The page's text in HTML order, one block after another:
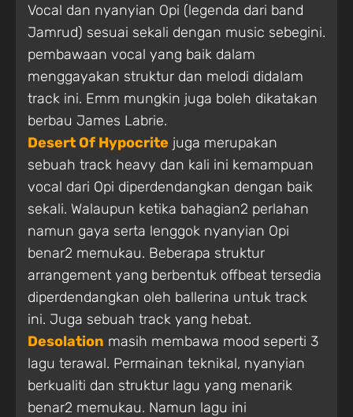
Vocal dan nyanyian Opi (legenda dari band
Jamrud) sesuai sekali dengan music sebegini.
pembawaan vocal yang baik dalam
menggayakan struktur dan melodi didalam
track ini. Emm mungkin juga boleh dikatakan
berbau James Labrie.
Desert Of Hypocrite juga merupakan
sebuah track heavy dan kali ini kemampuan
vocal dari Opi diperdendangkan dengan baik
sekali. Walaupun ketika bahagian2 perlahan
namun gaya serta lenggok nyanyian Opi
benar2 memukau. Beberapa struktur
arrangement yang berbentuk offbeat tersedia
diperdendangkan oleh ballerina untuk track
ini. Juga sebuah track yang hebat.
Desolation masih membawa mood seperti 3
lagu terawal. Permainan teknikal, nyanyian
berkualiti dan struktur lagu yang menarik
benar2 memukau. Namun lagu ini